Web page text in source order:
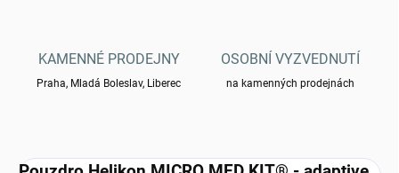
KAMENNÉ PRODEJNY
Praha, Mladá Boleslav, Liberec
OSOBNÍ VYZVEDNUTÍ
na kamenných prodejnách